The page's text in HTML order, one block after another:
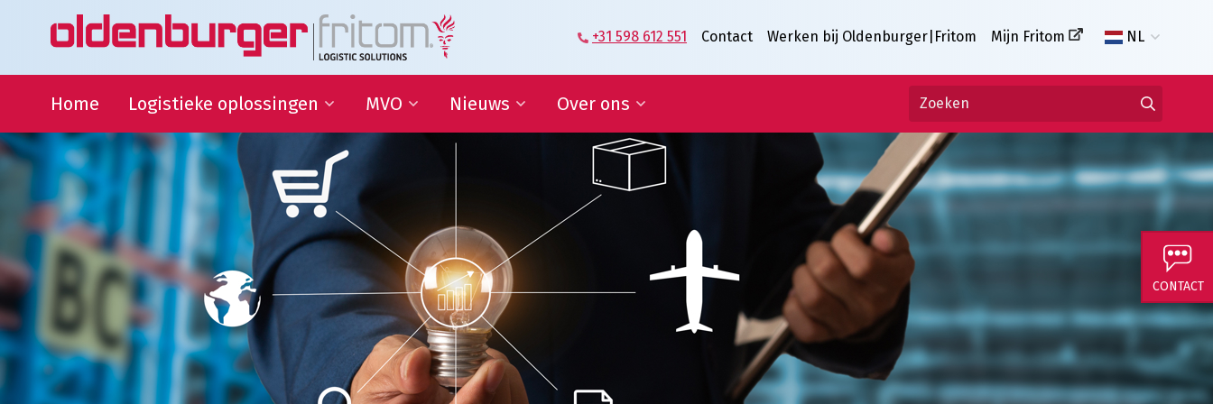
+31 598 612 551 Contact Werken bij Oldenburger|Fritom Mijn Fritom NL
Home Logistieke oplossingen
Transport
Warehousing
Supply Chain Management
Logistieke oplossingen
MVO
QHSE
Sportsponsoring en
partnerships
Goede doelen
Nieuws
Blog | Shaping the Future of
Nieuws
Over ons
Directie en Management
Onze medewerkers
Partners over ons
Predicaat Hofleverancier
Awards Oldenburger|Fritom
CONTACT